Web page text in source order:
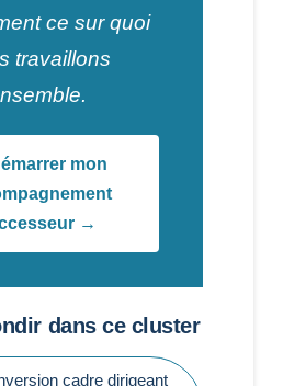
ce sur quoi
travaillons
mon
→
dans ce cluster
cadre dirigeant